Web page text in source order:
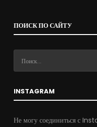
ПОИСК ПО САЙТУ
INSTAGRAM
Не могу соединиться с